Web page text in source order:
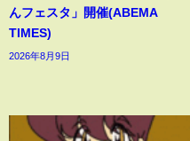
んフェスタ」開催(ABEMA
TIMES)
2026年8月9日